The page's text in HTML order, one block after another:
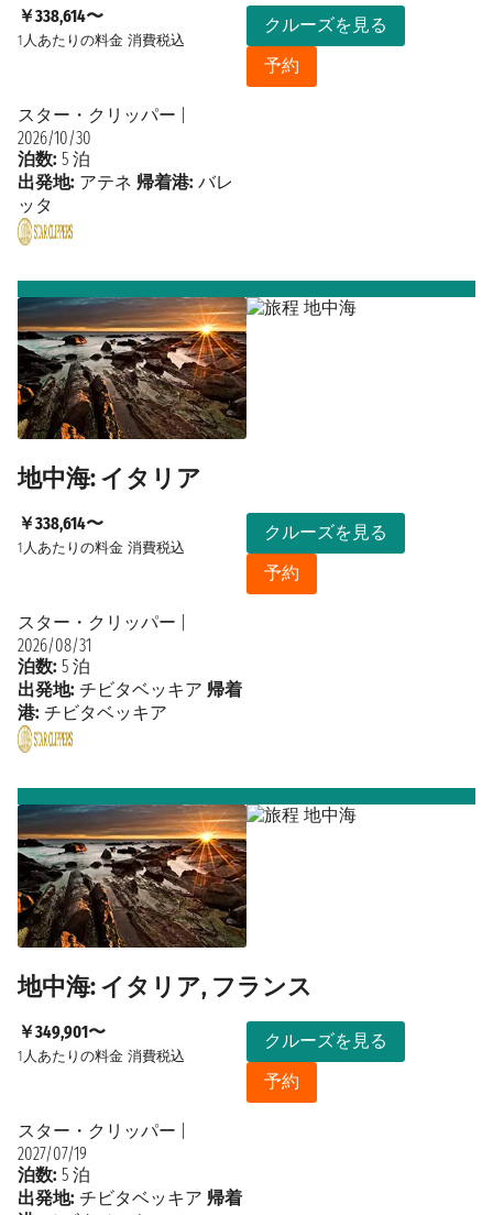
￥338,614〜
1人あたりの料金 消費税込
クルーズを見る
予約
スター・クリッパー
2026/10/30
泊数: 5 泊
出発地: アテネ 帰着港: バレ
ッタ
地中海: イタリア
￥338,614〜
1人あたりの料金 消費税込
クルーズを見る
予約
スター・クリッパー
2026/08/31
泊数: 5 泊
出発地: チビタベッキア 帰着
港: チビタベッキア
地中海: イタリア, フランス
￥349,901〜
1人あたりの料金 消費税込
クルーズを見る
予約
スター・クリッパー
2027/07/19
泊数: 5 泊
出発地: チビタベッキア 帰着